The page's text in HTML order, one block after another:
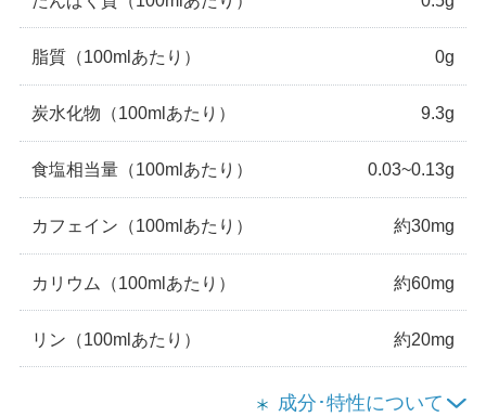
脂質 （100mlあたり） 0g
炭水化物 （100mlあたり） 9.3g
食塩相当量 （100mlあたり） 0.03~0.13g
カフェイン （100mlあたり） 約30mg
カリウム （100mlあたり） 約60mg
リン （100mlあたり） 約20mg
成分･特性について